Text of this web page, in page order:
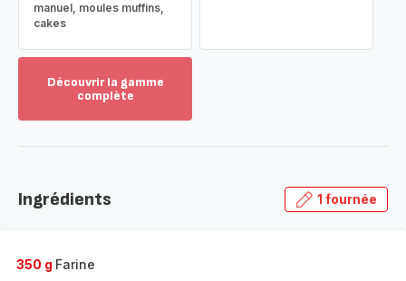
manuel, moules muffins,
cakes
Découvrir la gamme
complète
gamme
Ingrédients 1 fournée
350 g Farine